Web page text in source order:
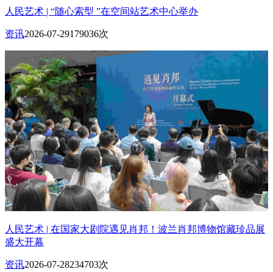
人民艺术 | “随心索型 ”在空间站艺术中心举办
资讯2026-07-29179036次
人民艺术 | 在国家大剧院遇见肖邦！波兰肖邦博物馆藏珍品展
盛大开幕
资讯2026-07-28234703次